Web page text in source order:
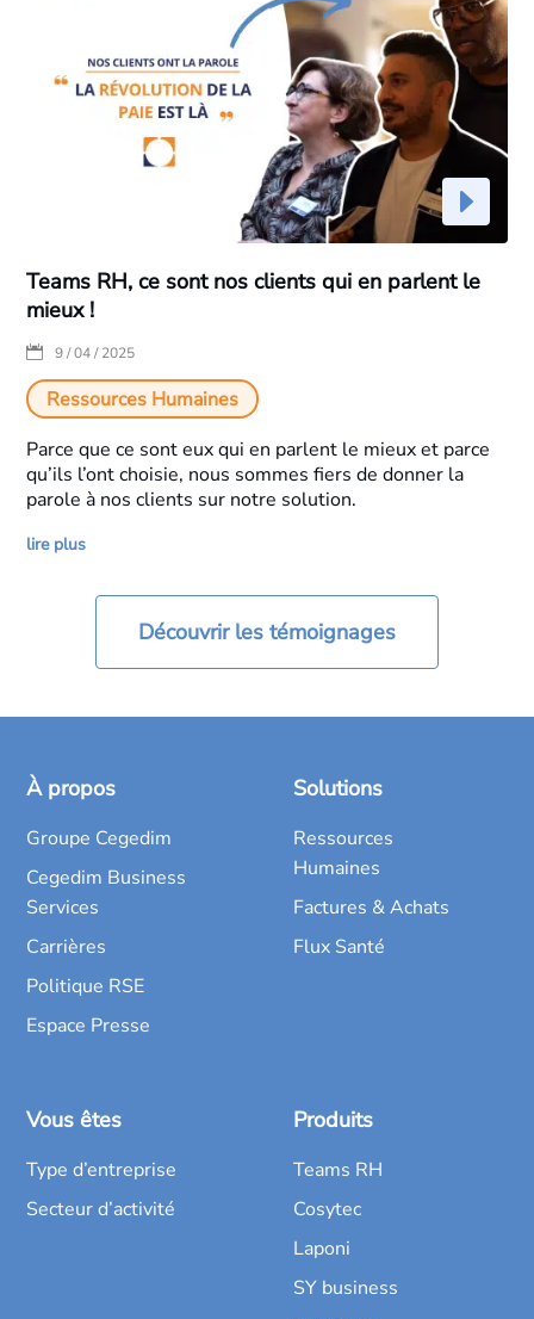
Teams RH, ce sont nos clients qui en parlent le
mieux !
9 / 04 / 2025
Ressources Humaines
Parce que ce sont eux qui en parlent le mieux et parce
qu’ils l’ont choisie, nous sommes fiers de donner la
parole à nos clients sur notre solution.
lire plus
Découvrir les témoignages
À propos
Groupe Cegedim
Cegedim Business
Services
Carrières
Politique RSE
Espace Presse
Solutions
Ressources
Humaines
Factures & Achats
Flux Santé
Vous êtes
Type d’entreprise
Secteur d’activité
Produits
Teams RH
Cosytec
Laponi
SY business